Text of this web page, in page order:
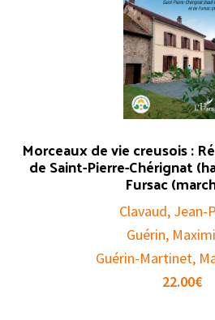
Morceaux de vie creusois :
de Saint-Pierre-Chérignat
Fursac
Clavaud, Jean-
Guérin,
Guérin-Martinet,
22.00€